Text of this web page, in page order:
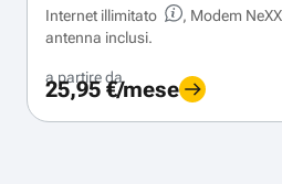
Internet illimitato
, Modem
antenna inclusi.
a partire da
25,95 €/mese